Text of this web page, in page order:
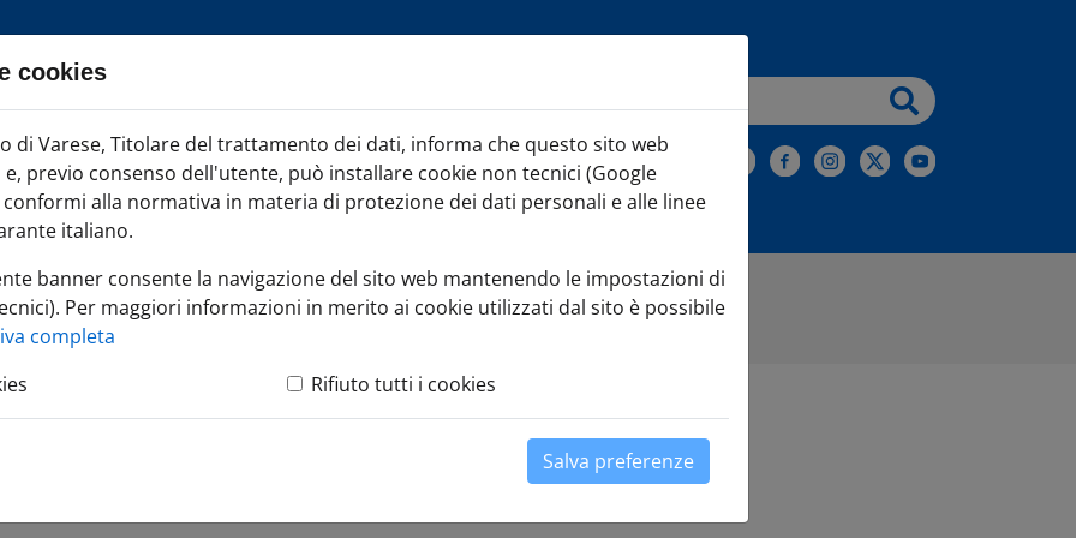
Iscriviti alla Newsletter
Incontri B2B - settore Furniture
- settore Furniture
cookies
di Varese, Titolare del trattamento dei dati, informa che questo sito web
previo consenso dell'utente, può installare cookie non tecnici (Google
alla normativa in materia di protezione dei dati personali e alle linee
italiano.
banner consente la navigazione del sito web mantenendo le impostazioni di
Per maggiori informazioni in merito ai cookie utilizzati dal sito è possibile
completa
Rifiuto tutti i cookies
Salva preferenze